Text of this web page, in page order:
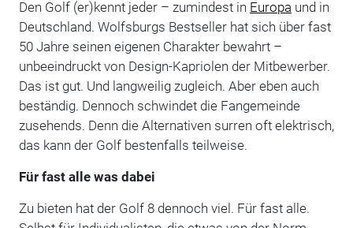
Den Golf (er)kennt jeder – zumindest in Europa und in
Deutschland. Wolfsburgs Bestseller hat sich über fast
50 Jahre seinen eigenen Charakter bewahrt –
unbeeindruckt von Design-Kapriolen der Mitbewerber.
Das ist gut. Und langweilig zugleich. Aber eben auch
beständig. Dennoch schwindet die Fangemeinde
zusehends. Denn die Alternativen surren oft elektrisch,
das kann der Golf bestenfalls teilweise.
Für fast alle was dabei
Zu bieten hat der Golf 8 dennoch viel. Für fast alle.